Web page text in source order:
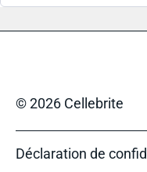
© 2026 Cellebrite
Déclaration de